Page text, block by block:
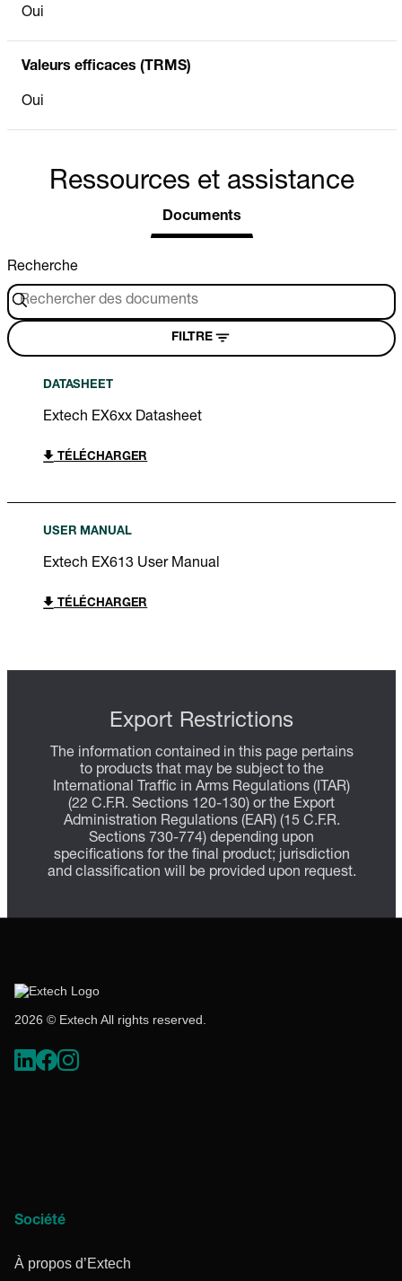
Oui
Valeurs efficaces (TRMS)
Oui
Ressources et assistance
Documents
Recherche
FILTRE
DATASHEET
Extech EX6xx Datasheet
TÉLÉCHARGER
USER MANUAL
Extech EX613 User Manual
TÉLÉCHARGER
Export Restrictions
The information contained in this page pertains
to products that may be subject to the
International Traffic in Arms Regulations (ITAR)
(22 C.F.R. Sections 120-130) or the Export
Administration Regulations (EAR) (15 C.F.R.
Sections 730-774) depending upon
specifications for the final product; jurisdiction
and classification will be provided upon request.
2026 © Extech All rights reserved.
Société
À propos d’Extech